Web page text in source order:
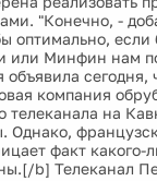
"Конечно, -
оптимально,
или Минфин нам
объявила
компания
телеканала на
Однако,
факт какого-
b] Телеканал